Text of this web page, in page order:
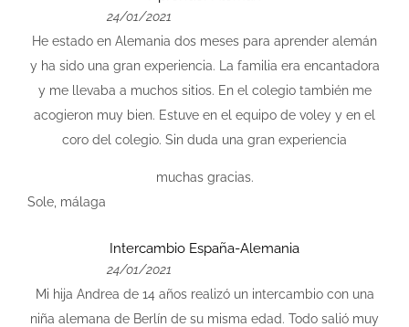
24/01/2021
He estado en Alemania dos meses para aprender alemán
y ha sido una gran experiencia. La familia era encantadora
y me llevaba a muchos sitios. En el colegio también me
acogieron muy bien. Estuve en el equipo de voley y en el
coro del colegio. Sin duda una gran experiencia
muchas gracias.
Sole, málaga
Intercambio España-Alemania
24/01/2021
Mi hija Andrea de 14 años realizó un intercambio con una
niña alemana de Berlín de su misma edad. Todo salió muy